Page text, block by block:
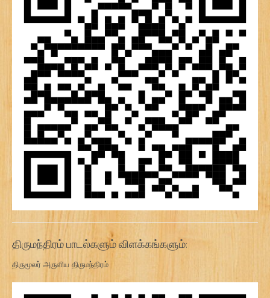
திருமந்திரம் பாடல்களும் விளக்கங்களும்:
திருமூலர் அருளிய திருமந்திரம்